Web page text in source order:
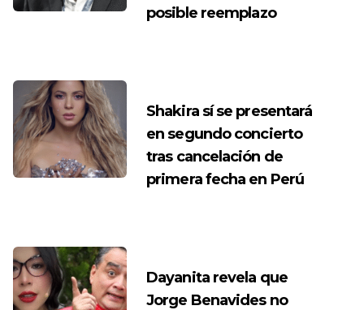
posible reemplazo
Shakira sí se presentará
en segundo concierto
tras cancelación de
primera fecha en Perú
Dayanita revela que
Jorge Benavides no